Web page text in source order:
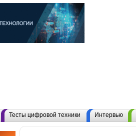
Тесты цифровой техники Интервью